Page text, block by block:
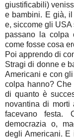
giustificabili)
e bambini. E già,
e, siccome gli
passano la colpa
come fosse cosa
Poi apprendo di
Stragi di donne e
Americani e con
colpa hanno?
di quanto è
novantina di
facevano festa.
democrazia o,
degli Americani. E